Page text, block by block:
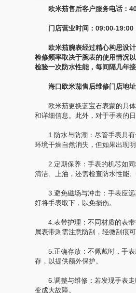
欧米茄售后客户服务电话：
门店营业时间：09:00-19:00
欧米茄腕表经过精心构思设计
检修频率取决于腕表的使用情况
检验一次防水性能，每间隔几年
海口欧米茄售后维修门店地址
欧米茄更换蓝宝石表蒙的具体
和详细信息。此外，对于手表的
1.防水与防潮：尽管手表具有
环境干燥自然消失，但如果出现
2.定期保养：手表的机芯如同
清洁、上油，还需检查防水性能
3.避免磁场与冲击：手表应远
好将手表取下，以免损伤。
4.表带护理：不同材质的表带
属表带则需注意防刮，轻微刮痕
5.正确存放：不佩戴时，手表
存，以提供额外保护。
6.调整与维修：若发现手表走
变成大故障。